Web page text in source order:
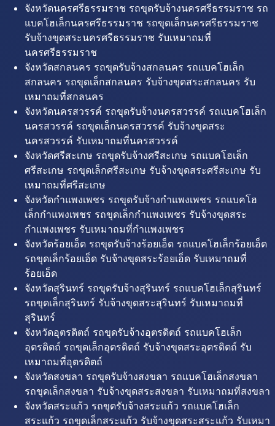
จังหวัดนครศรีธรรมราช รถขุดรับจ้างนครศรีธรรมราช รถ
แบคโฮเล็กนครศรีธรรมราช รถขุดเล็กนครศรีธรรมราช
รับจ้างขุดสระนครศรีธรรมราช รับเหมาถมที่
นครศรีธรรมราช
จังหวัดสกลนคร รถขุดรับจ้างสกลนคร รถแบคโฮเล็ก
สกลนคร รถขุดเล็กสกลนคร รับจ้างขุดสระสกลนคร รับ
เหมาถมที่สกลนคร
จังหวัดนครสวรรค์ รถขุดรับจ้างนครสวรรค์ รถแบคโฮเล็ก
นครสวรรค์ รถขุดเล็กนครสวรรค์ รับจ้างขุดสระ
นครสวรรค์ รับเหมาถมที่นครสวรรค์
จังหวัดศรีสะเกษ รถขุดรับจ้างศรีสะเกษ รถแบคโฮเล็ก
ศรีสะเกษ รถขุดเล็กศรีสะเกษ รับจ้างขุดสระศรีสะเกษ รับ
เหมาถมที่ศรีสะเกษ
จังหวัดกำแพงเพชร รถขุดรับจ้างกำแพงเพชร รถแบคโฮ
เล็กกำแพงเพชร รถขุดเล็กกำแพงเพชร รับจ้างขุดสระ
กำแพงเพชร รับเหมาถมที่กำแพงเพชร
จังหวัดร้อยเอ็ด รถขุดรับจ้างร้อยเอ็ด รถแบคโฮเล็กร้อยเอ็ด
รถขุดเล็กร้อยเอ็ด รับจ้างขุดสระร้อยเอ็ด รับเหมาถมที่
ร้อยเอ็ด
จังหวัดสุรินทร์ รถขุดรับจ้างสุรินทร์ รถแบคโฮเล็กสุรินทร์
รถขุดเล็กสุรินทร์ รับจ้างขุดสระสุรินทร์ รับเหมาถมที่
สุรินทร์
จังหวัดอุตรดิตถ์ รถขุดรับจ้างอุตรดิตถ์ รถแบคโฮเล็ก
อุตรดิตถ์ รถขุดเล็กอุตรดิตถ์ รับจ้างขุดสระอุตรดิตถ์ รับ
เหมาถมที่อุตรดิตถ์
จังหวัดสงขลา รถขุดรับจ้างสงขลา รถแบคโฮเล็กสงขลา
รถขุดเล็กสงขลา รับจ้างขุดสระสงขลา รับเหมาถมที่สงขลา
จังหวัดสระแก้ว รถขุดรับจ้างสระแก้ว รถแบคโฮเล็ก
สระแก้ว รถขุดเล็กสระแก้ว รับจ้างขุดสระสระแก้ว รับเหมา